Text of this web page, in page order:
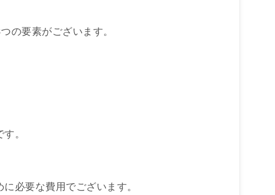
の要素がございます。
。
必要な費用でございます。